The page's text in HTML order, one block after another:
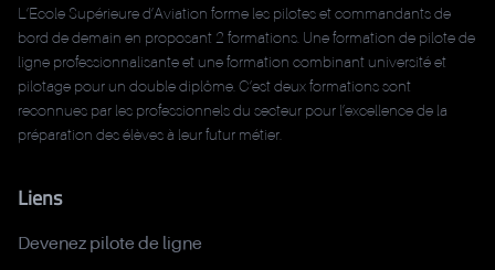
L’Ecole Supérieure d’Aviation forme les pilotes et commandants de
bord de demain en proposant 2 formations. Une formation de pilote de
ligne professionnalisante et une formation combinant université et
pilotage pour un double diplôme. C’est deux formations sont
reconnues par les professionnels du secteur pour l’excellence de la
préparation des élèves à leur futur métier.
Liens
Devenez pilote de ligne